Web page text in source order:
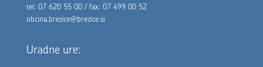
tel: 07 620 55 00 / fax: 07 499 00 52
obcina.brezice@brezice.si
Uradne ure: